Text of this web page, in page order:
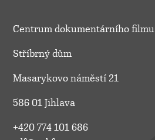
Centrum dokumentárního filmu
Stříbrný dům
Masarykovo náměstí 21
586 01 Jihlava
+420 774 101 686